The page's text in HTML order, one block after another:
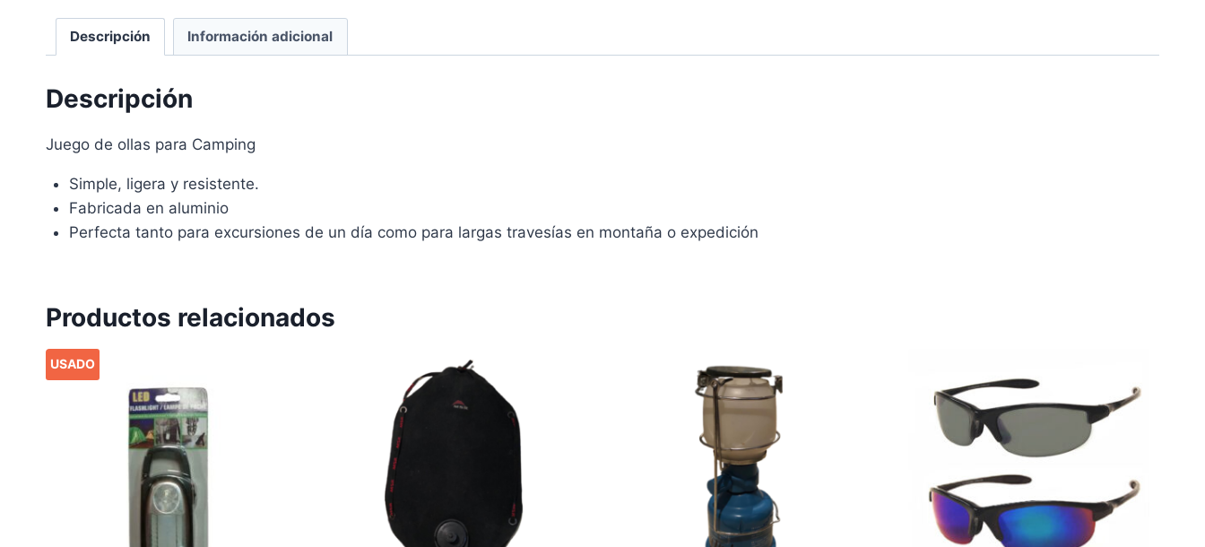
Descripción Información adicional
Descripción
Juego de ollas para Camping
Simple, ligera y resistente.
Fabricada en aluminio
Perfecta tanto para excursiones de un día como para largas travesías en montaña o expedición
Productos relacionados
USADO